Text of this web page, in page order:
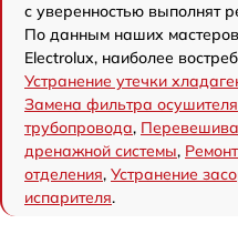
с уверенностью выполнят
По данным наших
Electrolux, наиболее
Устранение утечки
Замена фильтра осушителя
трубопровода,
дренажной системы,
отделения, Устранение
испарителя.